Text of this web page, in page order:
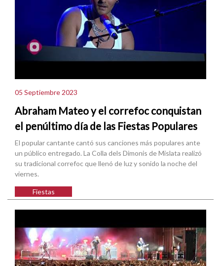
05 Septiembre 2023
Abraham Mateo y el correfoc conquistan
el penúltimo día de las Fiestas Populares
El popular cantante cantó sus canciones más populares ante
un público entregado. La Colla dels Dimonis de Mislata realizó
su tradicional correfoc que llenó de luz y sonido la noche del
viernes.
Fiestas